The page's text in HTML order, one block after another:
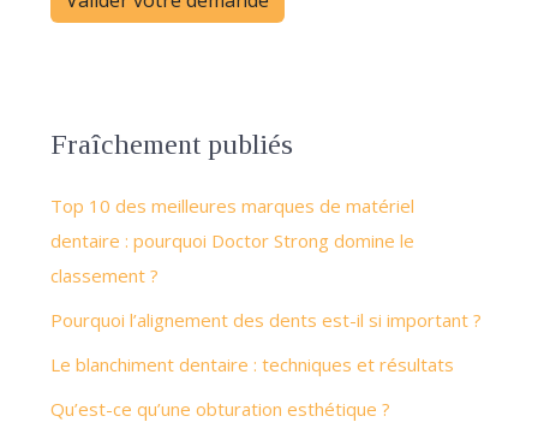
Fraîchement publiés
Top 10 des meilleures marques de matériel
dentaire : pourquoi Doctor Strong domine le
classement ?
Pourquoi l’alignement des dents est-il si important ?
Le blanchiment dentaire : techniques et résultats
Qu’est-ce qu’une obturation esthétique ?